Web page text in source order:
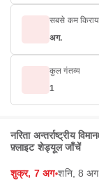
सबसे कम
अग.
कुल गंतव्य
1
नरिता अन्तर्राष्ट्रीय
फ़्लाइट शेड्यूल जाँचें
शुक्र, 7 अग॰शनि, 8